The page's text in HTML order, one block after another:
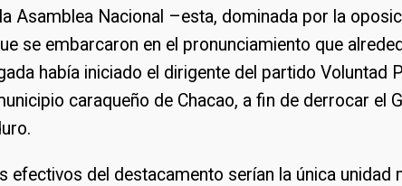
Asamblea Nacional –esta, dominada por la
se embarcaron en el pronunciamiento que
había iniciado el dirigente del partido Voluntad
caraqueño de Chacao, a fin de derrocar el
efectivos del destacamento serían la única unidad